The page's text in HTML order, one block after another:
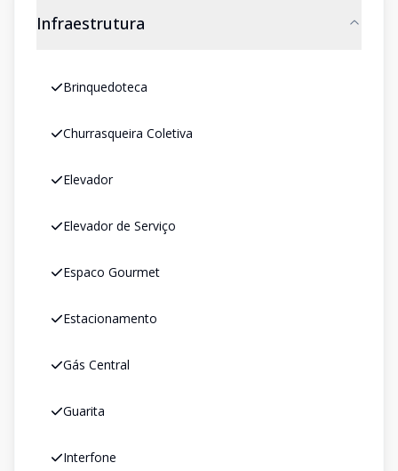
Infraestrutura
Brinquedoteca
Churrasqueira Coletiva
Elevador
Elevador de Serviço
Espaco Gourmet
Estacionamento
Gás Central
Guarita
Interfone